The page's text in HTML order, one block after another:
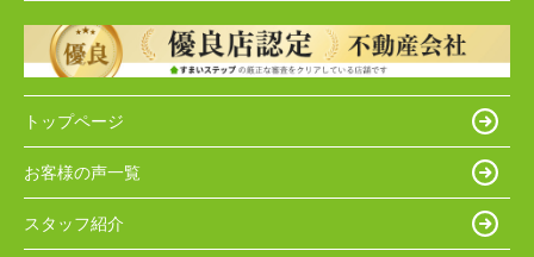
トップページ
お客様の声一覧
スタッフ紹介